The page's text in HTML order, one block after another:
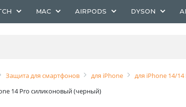
MAC AIRPODS DYSON
Защита для смартфонов для iPhone
для iPhone 14/14
14 Pro силиконовый (черный)